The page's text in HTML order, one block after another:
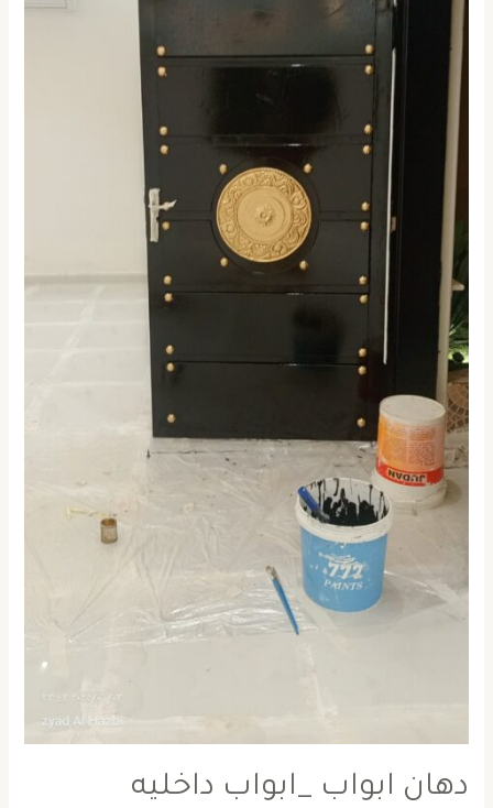
دهان ابواب _ابواب داخليه